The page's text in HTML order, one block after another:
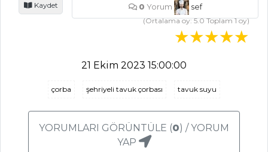
Tarifi, Nasıl Yapılır?
Masterchef Tüm
PASTA VE
TATLILAR
Kaydet 0 Yorum
sef
(Ortalama oy:5.0Toplam1oy)
21 Ekim 2023 15:00:00
çorba şehriyeli tavuk çorbası tavuk suyu
YORUMLARI GÖRÜNTÜLE (0) / YORUM
YAP